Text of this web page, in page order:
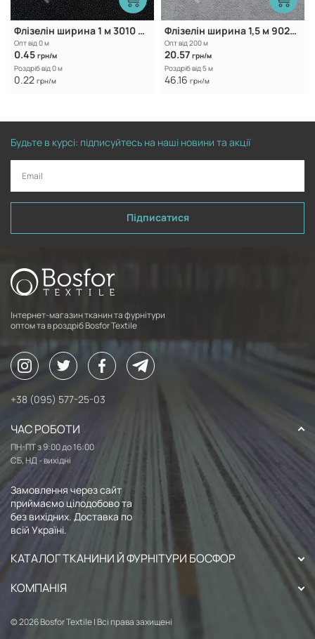
Флізелін ширина 1 м 3010 Black
Опт від 0 м
0.45 грн/м
Роздріб від 0 м
0.22 грн/м
Флізелін ширина 1,5 м 9025 White
Опт від 200 м
20.57 грн/м
Роздріб від 5 м
46.16 грн/м
Будьте в курсі: підписуйтесь на наші новини та акції
Підписатися
Інтернет-магазин тканин та фурнітури
оптом та в роздріб Bosfor Textile
+38 (095) 577-25-03
ЧАС РОБОТИ
ПН-ПТ з 9:00 до 16:00
СБ, НД - вихідні
Замовлення через сайт
приймаємо цілодобово та
без вихідних. Доставка по
всій Україні.
КАТАЛОГ ТКАНИНИ Й ФУРНІТУРИ БОСФОР
КОМПАНІЯ
© 2026 Bosfor Textile | Всі права захищені